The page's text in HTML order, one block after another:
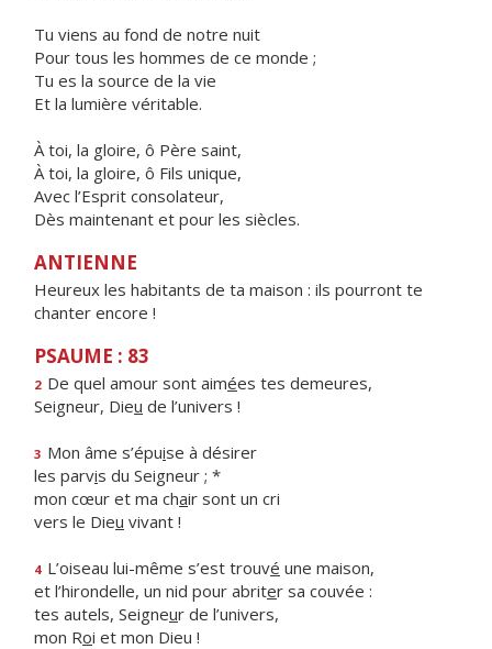
Tu viens au fond de notre nuit
Pour tous les hommes de ce monde ;
Tu es la source de la vie
Et la lumière véritable.
À toi, la gloire, ô Père saint,
À toi, la gloire, ô Fils unique,
Avec l’Esprit consolateur,
Dès maintenant et pour les siècles.
ANTIENNE
Heureux les habitants de ta maison : ils pourront te
chanter encore !
PSAUME : 83
2 De quel amour sont aimées tes demeures,
Seigneur, Dieu de l’univers !
3 Mon âme s’épuise à désirer
les parvis du Seigneur ; *
mon cœur et ma chair sont un cri
vers le Dieu vivant !
4 L’oiseau lui-même s’est trouvé une maison,
et l’hirondelle, un nid pour abriter sa couvée :
tes autels, Seigneur de l’univers,
mon Roi et mon Dieu !